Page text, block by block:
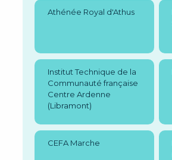
Athénée Royal d'Athus
Institut Technique de la
Communauté française
Centre Ardenne
(Libramont)
CEFA Marche